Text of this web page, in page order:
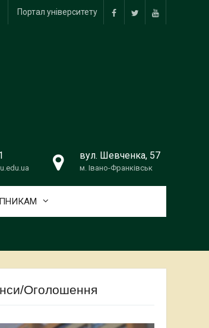
facebooktwitter youtube
Портал університету
вул. Шевченка, 57
м. Івано-Франківськ
Оголошення